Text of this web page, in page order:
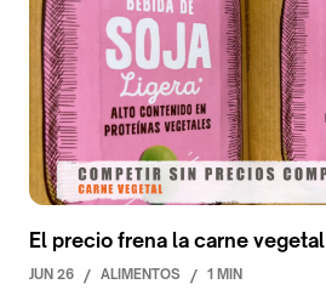
El precio frena la carne vegetal
JUN 26 / ALIMENTOS / 1 MIN